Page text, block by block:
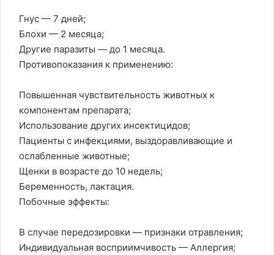
Гнус — 7 дней;
Блохи — 2 месяца;
Другие паразиты — до 1 месяца.
Противопоказания к применению:
Повышенная чувствительность животных к
компонентам препарата;
Использование других инсектицидов;
Пациенты с инфекциями, выздоравливающие и
ослабленные животные;
Щенки в возрасте до 10 недель;
Беременность, лактация.
Побочные эффекты:
В случае передозировки — признаки отравления;
Индивидуальная восприимчивость — Аллергия;